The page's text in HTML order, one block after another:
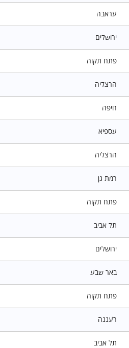
עראבה
ירושלים
פתח תקוה
הרצליה
חיפה
עספיא
הרצליה
רמת גן
פתח תקוה
תל אביב
ירושלים
באר שבע
פתח תקוה
רעננה
תל אביב